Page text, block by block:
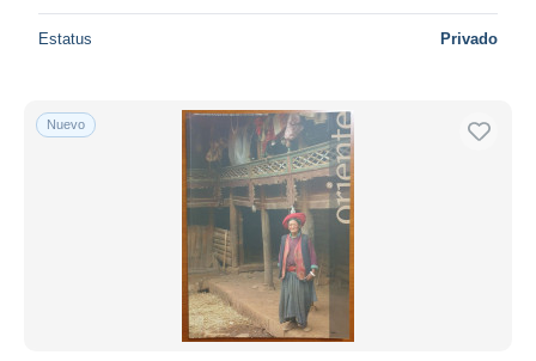
Estatus Privado
Nuevo